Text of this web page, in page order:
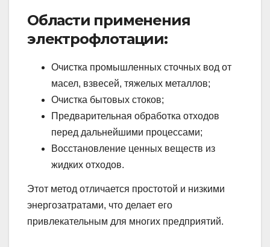
Области применения
электрофлотации:
Очистка промышленных сточных вод от
масел, взвесей, тяжелых металлов;
Очистка бытовых стоков;
Предварительная обработка отходов
перед дальнейшими процессами;
Восстановление ценных веществ из
жидких отходов.
Этот метод отличается простотой и низкими
энергозатратами, что делает его
привлекательным для многих предприятий.